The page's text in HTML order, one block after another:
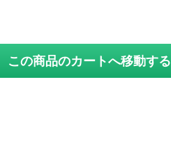
この商品のカートへ移動する